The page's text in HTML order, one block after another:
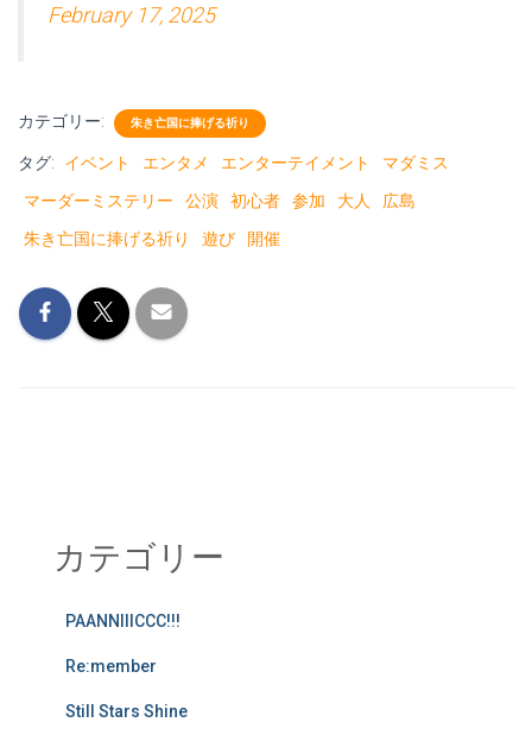
February 17, 2025
カテゴリー: 朱き亡国に捧げる祈り
タグ: イベント エンタメ エンターテイメント
マダミス
マーダーミステリー
公演 初心者 参加 大人
広島
朱き亡国に捧げる祈り
遊び 開催
カテゴリー
PAANNIIICCC!!!
Re:member
Still Stars Shine